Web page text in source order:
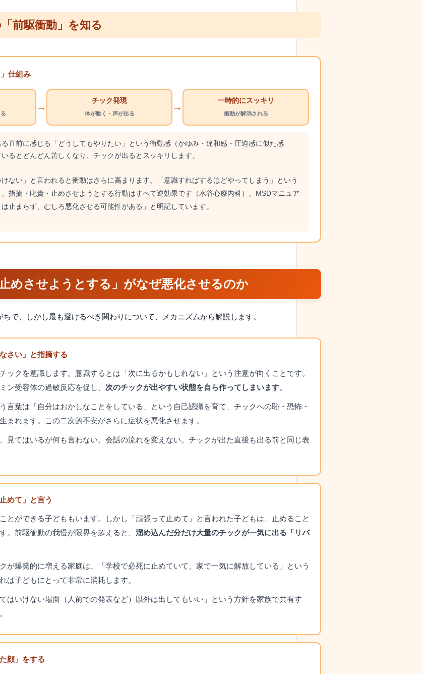
前駆衝動」を知る
仕組み
→
チック発現
体が動く・声が出る
→
一時的にスッキリ
衝動が解消される
直前に感じる「どうしてもやりたい」という衝動感（かゆみ・違和感・圧迫感に似た感
るとどんどん苦しくなり、チックが出るとスッキリします。
けない」と言われると衝動はさらに高まります。「意識すればするほどやってしまう」という
指摘・叱責・止めさせようとする行動はすべて逆効果です（水谷心療内科）。MSDマニュア
止まらず、むしろ悪化させる可能性がある」と明記しています。
めさせようとする」がなぜ悪化させるのか
で、しかし最も避けるべき関わりについて、メカニズムから解説します。
さい」と指摘する
ックを意識します。意識するとは「次に出るかもしれない」という注意が向くことです。
ン受容体の過敏反応を促し、 次のチックが出やすい状態を自ら作ってしまいます。
言葉は「自分はおかしなことをしている」という自己認識を育て、チックへの恥・恐怖・
まれます。この二次的不安がさらに症状を悪化させます。
見てはいるが何も言わない。会話の流れを変えない。チックが出た直後も出る前と同じ表
めて」と言う
とができる子どももいます。しかし「頑張って止めて」と言われた子どもは、止めること
。前駆衝動の我慢が限界を超えると、 溜め込んだ分だけ大量のチックが一気に出る「リバ
が爆発的に増える家庭は、「学校で必死に止めていて、家で一気に解放している」という
は子どもにとって非常に消耗します。
てはいけない場面（人前での発表など）以外は出してもいい」という方針を家族で共有す
顔」をする